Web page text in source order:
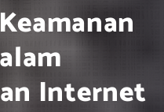
Internet